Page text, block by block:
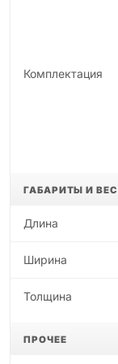
Комплектация
ГАБАРИТЫ И ВЕС
Длина
Ширина
Толщина
ПРОЧЕЕ